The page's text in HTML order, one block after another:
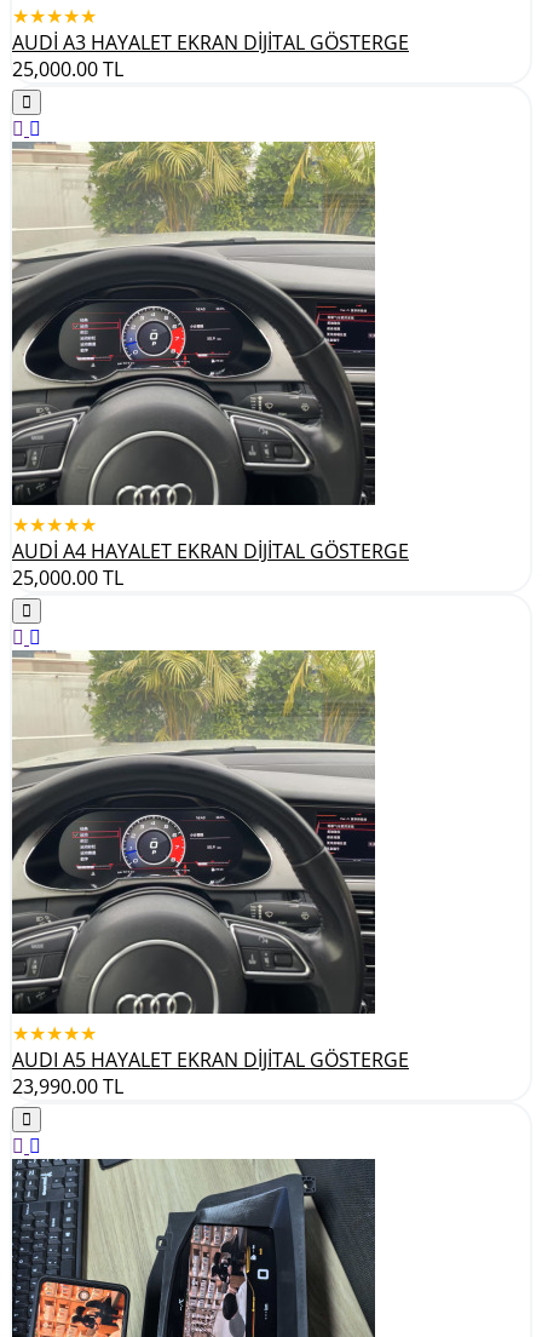
★★★★★
AUDİ A3 HAYALET EKRAN DİJİTAL GÖSTERGE
25,000.00TL
★★★★★
AUDİ A4 HAYALET EKRAN DİJİTAL GÖSTERGE
25,000.00TL
★★★★★
AUDI A5 HAYALET EKRAN DİJİTAL GÖSTERGE
23,990.00TL